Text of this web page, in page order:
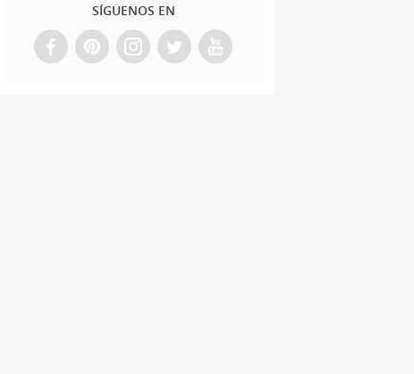
SÍGUENOS EN